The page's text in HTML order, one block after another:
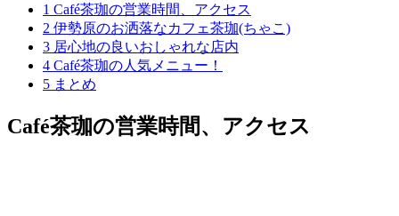
1 Café茶珈の営業時間、アクセス
2 伊勢原のお洒落なカフェ茶珈(ちゃこ)
3 居心地の良いおしゃれな店内
4 Café茶珈の人気メニュー！
5 まとめ
Café茶珈の営業時間、アクセス